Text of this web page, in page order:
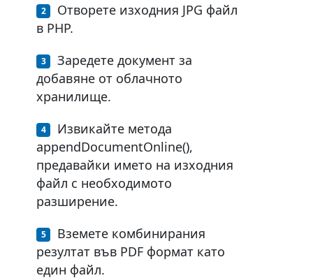
Отворете изходния JPG файл
в PHP.
Заредете документ за
добавяне от облачното
хранилище.
Извикайте метода
appendDocumentOnline(),
предавайки името на изходния
файл с необходимото
разширение.
Вземете комбинирания
резултат във PDF формат като
един файл.